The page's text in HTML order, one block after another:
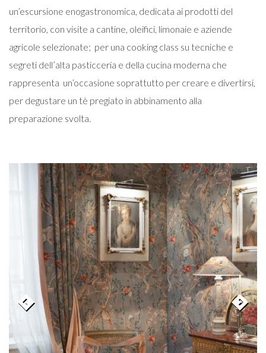
un’escursione enogastronomica, dedicata ai prodotti del
territorio, con visite a cantine, oleifici, limonaie e aziende
agricole selezionate; per una cooking class su tecniche e
segreti dell’alta pasticceria e della cucina moderna che
rappresenta un’occasione soprattutto per creare e divertirsi,
per degustare un tè pregiato in abbinamento alla
preparazione svolta.